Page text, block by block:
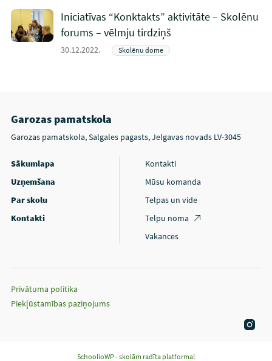
Iniciatīvas “Konktakts” aktivitāte – Skolēnu
forums – vēlmju tirdziņš
30.12.2022. Skolēnu dome
Garozas pamatskola
Garozas pamatskola, Salgales pagasts, Jelgavas novads LV-3045
Sākumlapa
Uzņemšana
Par skolu
Kontakti
Kontakti
Mūsu komanda
Telpas un vide
Telpu noma
Vakances
Privātuma politika
Piekļūstamības paziņojums
SchoolioWP - skolām radīta platforma!